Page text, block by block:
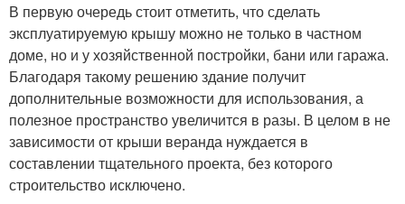
В первую очередь стоит отметить, что сделать
эксплуатируемую крышу можно не только в частном
доме, но и у хозяйственной постройки, бани или гаража.
Благодаря такому решению здание получит
дополнительные возможности для использования, а
полезное пространство увеличится в разы. В целом в не
зависимости от крыши веранда нуждается в
составлении тщательного проекта, без которого
строительство исключено.